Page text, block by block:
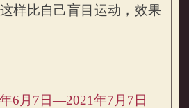
样比自己盲目运动，效果
6月7日—2021年7月7日